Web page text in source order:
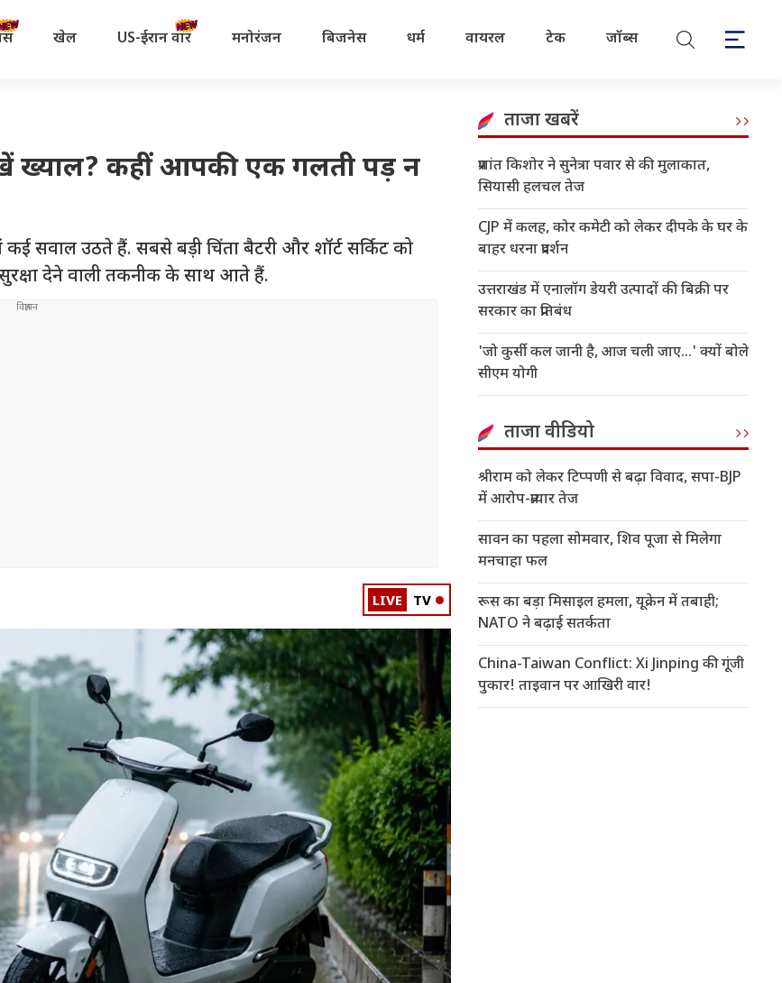
खेल US-ईरान वॉर मनोरंजन बिजनेस धर्म वायरल टेक जॉब्स
ख्याल? कहीं आपकी एक गलती पड़ न
सवाल उठते हैं. सबसे बड़ी चिंता बैटरी और शॉर्ट सर्किट को
देने वाली तकनीक के साथ आते हैं.
LIVE TV
ताजा खबरें
प्रशांत किशोर ने सुनेत्रा पवार से की मुलाकात,
सियासी हलचल तेज
CJP में कलह, कोर कमेटी को लेकर दीपके के घर के
बाहर धरना प्रदर्शन
उत्तराखंड में एनालॉग डेयरी उत्पादों की बिक्री पर
सरकार का प्रतिबंध
'जो कुर्सी कल जानी है, आज चली जाए...' क्यों बोले
सीएम योगी
ताजा वीडियो
श्रीराम को लेकर टिप्पणी से बढ़ा विवाद, सपा-BJP
में आरोप-प्रत्यार तेज
सावन का पहला सोमवार, शिव पूजा से मिलेगा
मनचाहा फल
रूस का बड़ा मिसाइल हमला, यूक्रेन में तबाही;
NATO ने बढ़ाई सतर्कता
China-Taiwan Conflict: Xi Jinping की गूंजी
पुकार! ताइवान पर आखिरी वार!